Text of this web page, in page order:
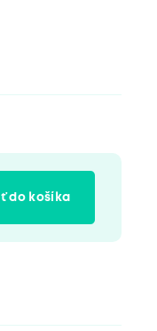
do košíka